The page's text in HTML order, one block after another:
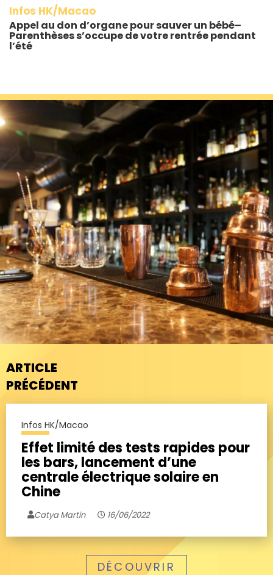
Infos HK/Macao
Appel au don d’organe pour sauver un bébé–
Parenthèses s’occupe de votre rentrée pendant
l’été
ARTICLE
PRÉCÉDENT
Infos HK/Macao
Effet limité des tests rapides pour
les bars, lancement d’une
centrale électrique solaire en
Chine
Catya Martin 16/06/2022
DÉCOUVRIR